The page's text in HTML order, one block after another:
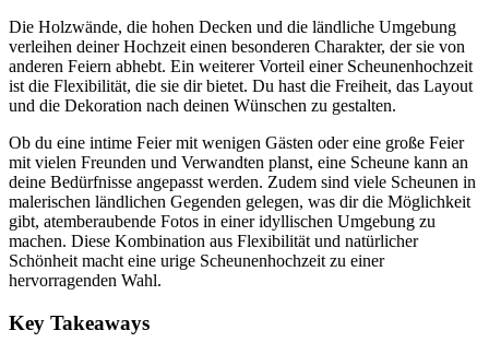
Die Holzwände, die hohen Decken und die ländliche Umgebung
verleihen deiner Hochzeit einen besonderen Charakter, der sie von
anderen Feiern abhebt. Ein weiterer Vorteil einer Scheunenhochzeit
ist die Flexibilität, die sie dir bietet. Du hast die Freiheit, das Layout
und die Dekoration nach deinen Wünschen zu gestalten.
Ob du eine intime Feier mit wenigen Gästen oder eine große Feier
mit vielen Freunden und Verwandten planst, eine Scheune kann an
deine Bedürfnisse angepasst werden. Zudem sind viele Scheunen in
malerischen ländlichen Gegenden gelegen, was dir die Möglichkeit
gibt, atemberaubende Fotos in einer idyllischen Umgebung zu
machen. Diese Kombination aus Flexibilität und natürlicher
Schönheit macht eine urige Scheunenhochzeit zu einer
hervorragenden Wahl.
Key Takeaways